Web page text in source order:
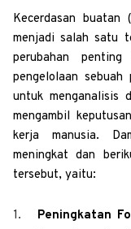
Kecerdasan buatan (
menjadi salah satu
perubahan
pengelolaan sebuah
untuk menganalisis
mengambil
kerja manusia.
meningkat dan
tersebut, yaitu:
Peningkatan